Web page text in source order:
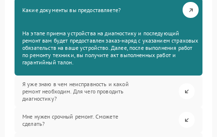
Какие документы вы предоставляете?
На этапе приема устройства на диагностику и последующий
ремонт вам будет предоставлен заказ-наряд с указанием страховых
обязательств на ваше устройство. Далее, после выполнения работ
по ремонту техники, вы получите акт выполненных работ и
гарантийный талон.
Я уже знаю в чем неисправность и какой
ремонт необходим. Для чего проводить
диагностику?
Мне нужен срочный ремонт. Сможете
сделать?